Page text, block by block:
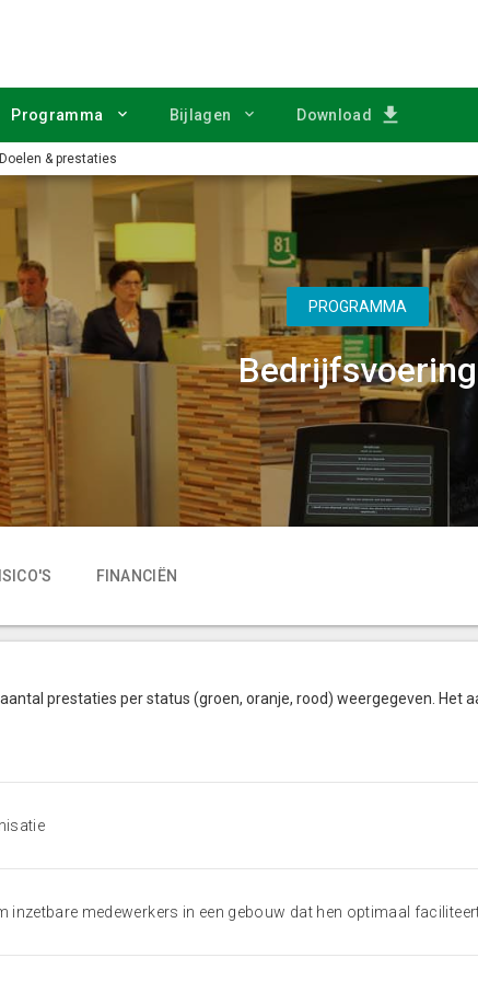
Programma Bijlagen Download
Doelen & prestaties
PROGRAMMA
Bedrijfsvoering
FINANCIËN
prestaties per status (groen, oranje, rood) weergegeven.
inzetbare medewerkers in een gebouw dat hen optimaal